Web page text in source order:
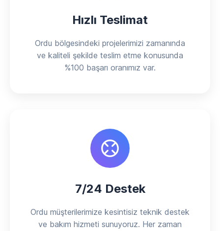
Hızlı Teslimat
Ordu bölgesindeki projelerimizi zamanında
ve kaliteli şekilde teslim etme konusunda
%100 başarı oranımız var.
7/24 Destek
Ordu müşterilerimize kesintisiz teknik destek
ve bakım hizmeti sunuyoruz. Her zaman